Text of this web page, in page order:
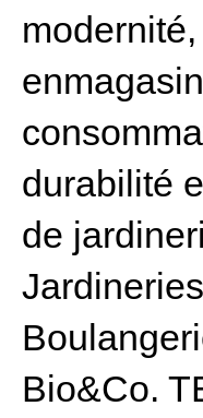
durabilité
de
Bio&Co.